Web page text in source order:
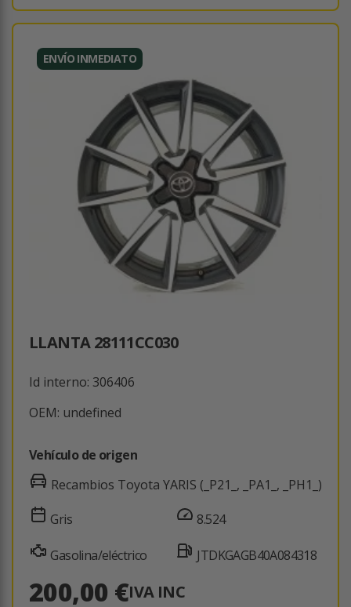
ENVÍO INMEDIATO
LLANTA 28111CC030
Id interno: 306406
OEM: undefined
Vehículo de origen
Recambios Toyota YARIS (_P21_, _PA1_, _PH1_)
Gris
Gasolina/eléctrico
8.524
JTDKGAGB40A084318
200,00 €IVA INC